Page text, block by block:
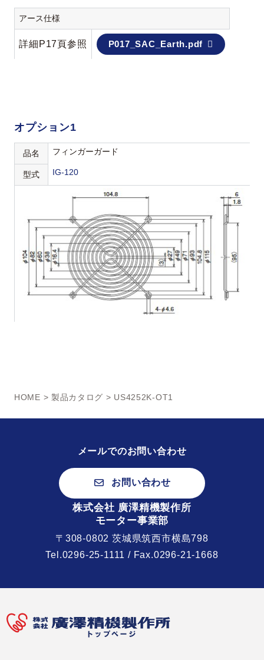
アース仕様
詳細P17頁参照 P017_SAC_Earth.pdf
オプション1
品名 フィンガーガード
型式 IG-120
HOME > 製品カタログ > US4252K-OT1
メールでのお問い合わせ
お問い合わせ
株式会社 廣澤精機製作所
モーター事業部
〒308-0802 茨城県筑西市横島798
Tel.0296-25-1111 / Fax.0296-21-1668